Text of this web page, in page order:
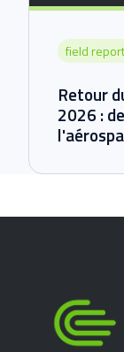
field report
Retour
2026 :